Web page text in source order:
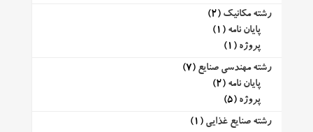
رشته مکانیک (2)
پایان نامه (1)
پروژه (1)
رشته مهندسی صنایع (7)
پایان نامه (2)
پروژه (5)
رشته صنایع غذایی (1)